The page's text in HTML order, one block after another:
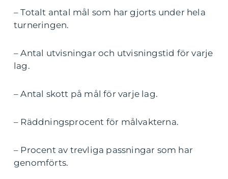
– Totalt antal mål som har gjorts under hela
turneringen.
– Antal utvisningar och utvisningstid för varje
lag.
– Antal skott på mål för varje lag.
– Räddningsprocent för målvakterna.
– Procent av trevliga passningar som har
genomförts.